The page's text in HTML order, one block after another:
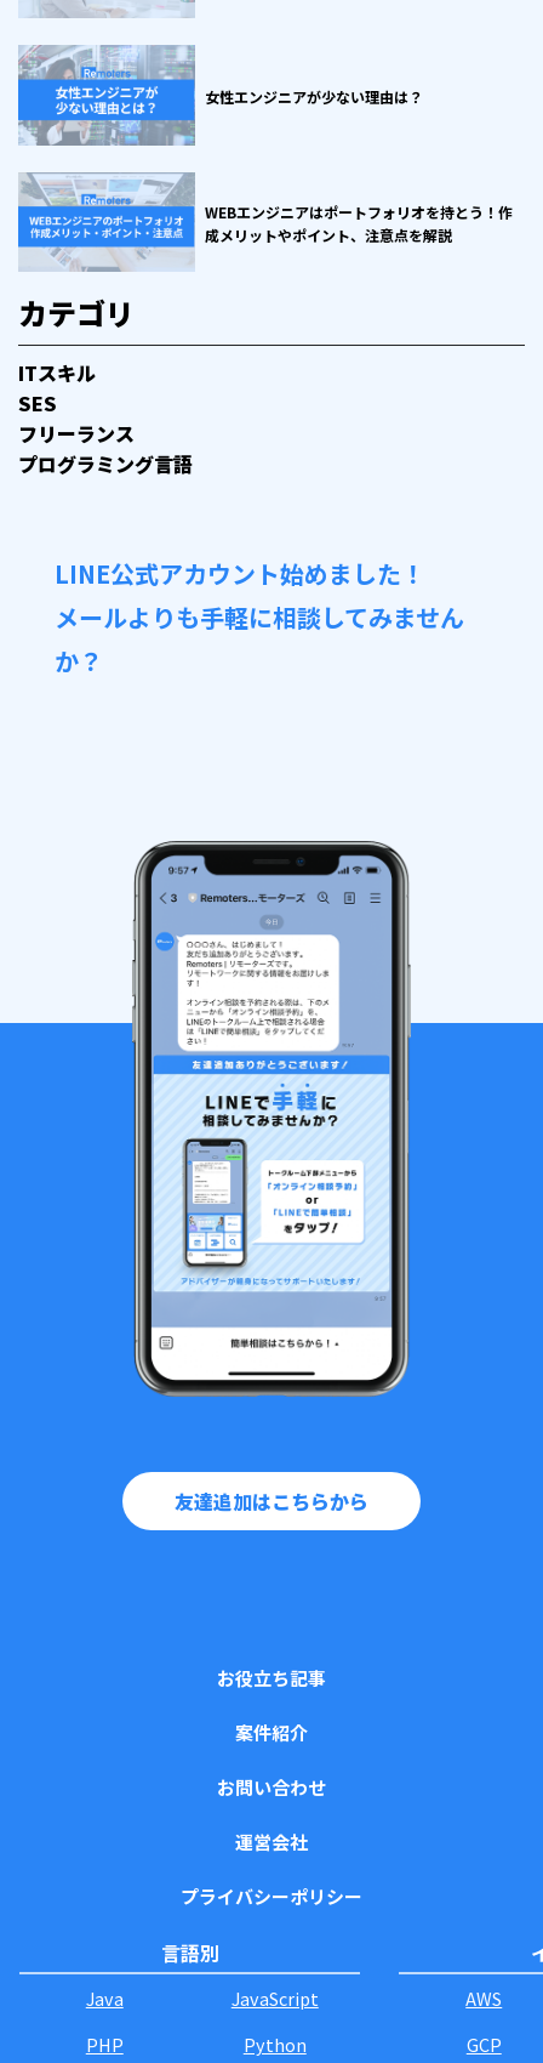
女性エンジニアが少ない理由は？
WEBエンジニアはポートフォリオを持とう！作
成メリットやポイント、注意点を解説
カテゴリ
ITスキル
SES
フリーランス
プログラミング言語
LINE公式アカウント始めました！
メールよりも手軽に相談してみません
か？
友達追加はこちらから
お役立ち記事
案件紹介
お問い合わせ
運営会社
プライバシーポリシー
言語別
Java
JavaScript
PHP
Python
AWS
GCP